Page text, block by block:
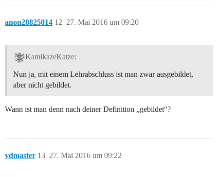
anon28825014 27. Mai 2016 um 09:20
12
KamikazeKatze:
Nun ja, mit einem Lehrabschluss ist man zwar ausgebildet,
aber nicht gebildet.
Wann ist man denn nach deiner Definition „gebildet“?
vdmaster 27. Mai 2016 um 09:22
13